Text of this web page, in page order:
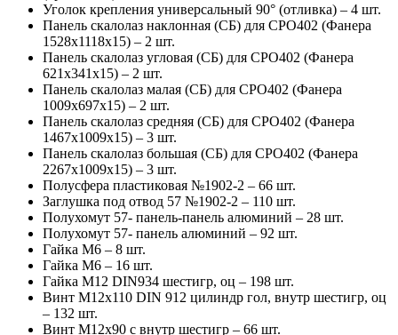
Уголок крепления универсальный 90° (отливка) – 4 шт.
Панель скалолаз наклонная (СБ) для СРО402 (Фанера
1528х1118х15) – 2 шт.
Панель скалолаз угловая (СБ) для СРО402 (Фанера
621x341x15) – 2 шт.
Панель скалолаз малая (СБ) для СРО402 (Фанера
1009x697x15) – 2 шт.
Панель скалолаз средняя (СБ) для СРО402 (Фанера
1467x1009x15) – 3 шт.
Панель скалолаз большая (СБ) для СРО402 (Фанера
2267x1009x15) – 3 шт.
Полусфера пластиковая №1902-2 – 66 шт.
Заглушка под отвод 57 №1902-2 – 110 шт.
Полухомут 57- панель-панель алюминий – 28 шт.
Полухомут 57- панель алюминий – 92 шт.
Гайка М6 – 8 шт.
Гайка М6 – 16 шт.
Гайка М12 DIN934 шестигр, оц – 198 шт.
Винт М12х110 DIN 912 цилиндр гол, внутр шестигр, оц
– 132 шт.
Винт М12х90 с внутр шестигр – 66 шт.